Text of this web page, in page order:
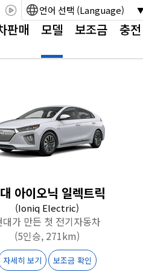
언어 선택 (Language)
판매 모델 보조금 충전
아이오닉 일렉트릭
(Ioniq Electric)
대가 만든 첫 전기자동차
(5인승, 271km)
자세히 보기 보조금 확인